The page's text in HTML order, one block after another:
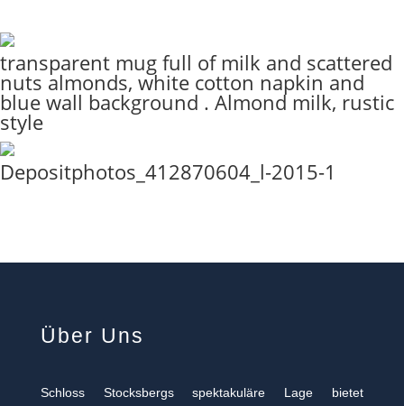
transparent mug full of milk and scattered
nuts almonds, white cotton napkin and
blue wall background . Almond milk, rustic
style
Depositphotos_412870604_l-2015-1
Über Uns
Schloss Stocksbergs spektakuläre Lage bietet